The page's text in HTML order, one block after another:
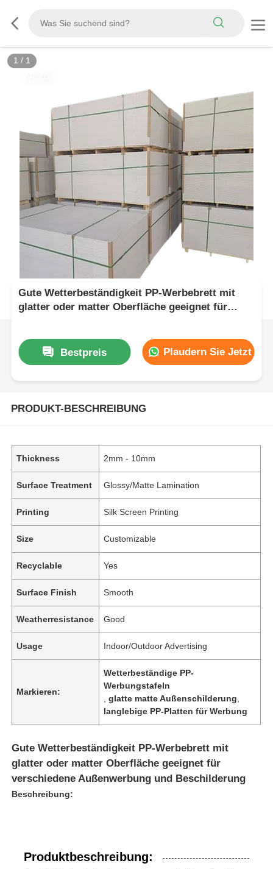
1 / 1
Gute Wetterbeständigkeit PP-Werbebrett mit
glatter oder matter Oberfläche geeignet für
Bestpreis Plaudern Sie Jetzt
PRODUKT-BESCHREIBUNG
Thickness 2mm - 10mm
Surface Treatment Glossy/Matte Lamination
Printing Silk Screen Printing
Size Customizable
Recyclable Yes
Surface Finish Smooth
Weatherresistance Good
Usage Indoor/Outdoor Advertising
Markieren:
Wetterbeständige PP-
Werbungstafeln
,glatte matte Außenschilderung
langlebige PP-Platten für Werbung
Gute Wetterbeständigkeit PP-Werbebrett mit
glatter oder matter Oberfläche geeignet für
verschiedene Außenwerbung und Beschilderung
Beschreibung:
Produktbeschreibung: